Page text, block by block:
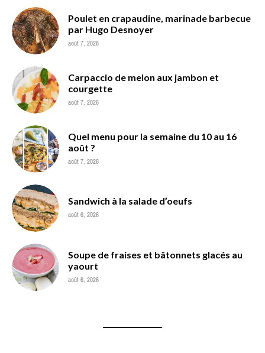
Poulet en crapaudine, marinade barbecue
par Hugo Desnoyer
août 7, 2026
Carpaccio de melon aux jambon et
courgette
août 7, 2026
Quel menu pour la semaine du 10 au 16
août ?
août 7, 2026
Sandwich à la salade d’oeufs
août 6, 2026
Soupe de fraises et bâtonnets glacés au
yaourt
août 6, 2026